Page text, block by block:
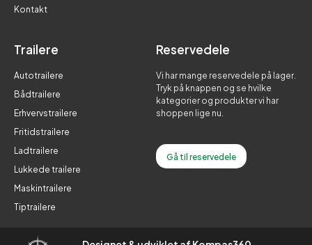
Kontakt
Trailere
Autotrailere
Bådtrailere
Erhvervstrailere
Fritidstrailere
Ladtrailere
Lukkede trailere
Maskintrailere
Tiptrailere
Reservedele
Vi har mange reservedele på lager.
Tryk på knappen og se hvilke
kategorier og produkter vi har
shoppen lige nu.
Gå til reservedele